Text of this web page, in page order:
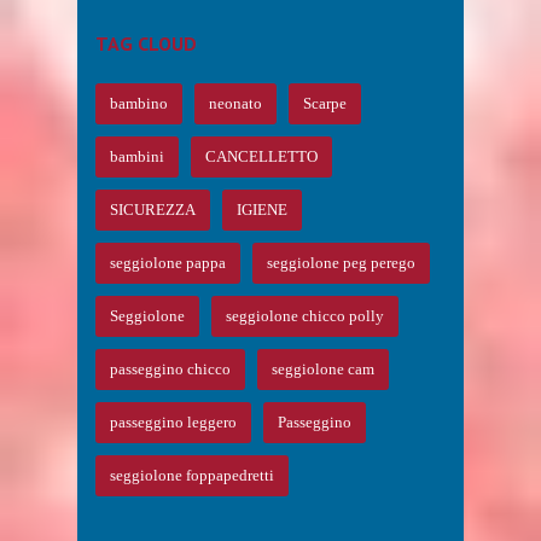
TAG CLOUD
bambino neonato Scarpe
bambini CANCELLETTO
SICUREZZA IGIENE
seggiolone pappa seggiolone peg perego
Seggiolone seggiolone chicco polly
passeggino chicco seggiolone cam
passeggino leggero Passeggino
seggiolone foppapedretti